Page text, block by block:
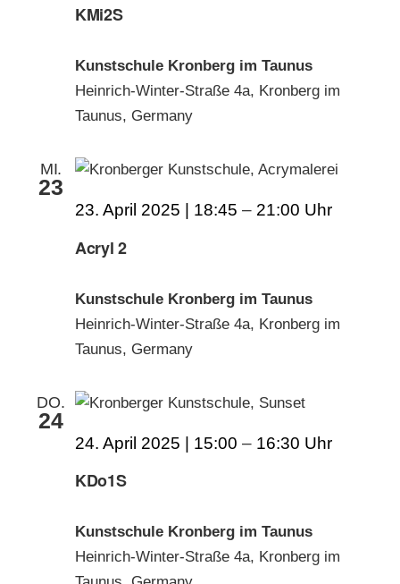
KMi2S
Kunstschule Kronberg im Taunus
Heinrich-Winter-Straße 4a, Kronberg im
Taunus, Germany
MI.
23
Acryl 2
23. April 2025 | 18:45 – 21:00
Kunstschule Kronberg im Taunus
Heinrich-Winter-Straße 4a, Kronberg im
Taunus, Germany
DO.
24
KDo1S
24. April 2025 | 15:00 – 16:30
Kunstschule Kronberg im Taunus
Heinrich-Winter-Straße 4a, Kronberg im